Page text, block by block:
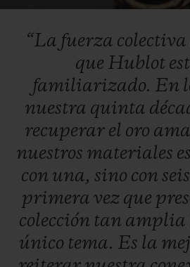
“La fuerza colectiva
que Hublot
familiarizado. En
nuestra quinta
recuperar el oro
nuestros materiales
con una, sino con seis
primera vez que
colección tan amplia
único tema. Es la